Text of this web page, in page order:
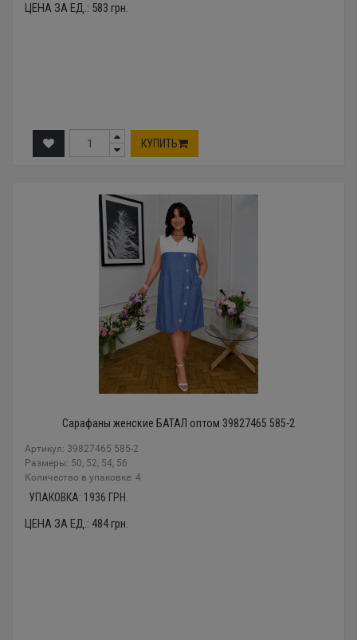
ЦЕНА ЗА ЕД.: 583 грн.
КУПИТЬ
Сарафаны женские БАТАЛ оптом 39827465 585-2
Артикул: 39827465 585-2
Размеры: 50, 52, 54, 56
Количество в упаковке: 4
УПАКОВКА: 1936 ГРН.
ЦЕНА ЗА ЕД.: 484грн.